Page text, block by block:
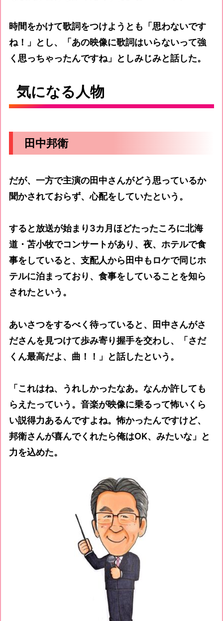
時間をかけて歌詞をつけようとも「思わないです
ね！」とし、「あの映像に歌詞はいらないって強
く思っちゃったんですね」としみじみと話した。
気になる人物
田中邦衛
だが、一方で主演の田中さんがどう思っているか
聞かされておらず、心配をしていたという。
すると放送が始まり3カ月ほどたったころに北海
道・苫小牧でコンサートがあり、夜、ホテルで食
事をしていると、支配人から田中もロケで同じホ
テルに泊まっており、食事をしていることを知ら
されたという。
あいさつをするべく待っていると、田中さんがさ
ださんを見つけて歩み寄り握手を交わし、「さだ
くん最高だよ、曲！！」と話したという。
「これはね、うれしかったなあ。なんか許しても
らえたっていう。音楽が映像に乗るって怖いくら
い説得力あるんですよね。怖かったんですけど、
邦衛さんが喜んでくれたら俺はOK、みたいな」と
力を込めた。